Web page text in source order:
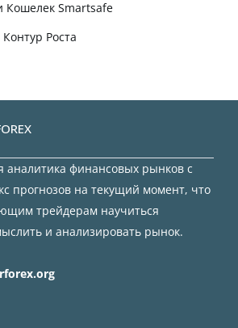
Кошелек Smartsafe
Контур Роста
аналитика финансовых рынков с
прогнозов на текущий момент, что
трейдерам научиться
и анализировать рынок.